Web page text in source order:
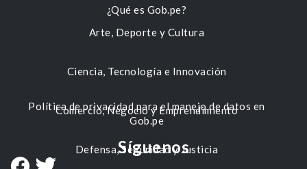
Arte, Deporte y Cultura
Ciencia, Tecnología e Innovación
Comercio, Negocio y Emprendimiento
Defensa, Seguridad y Justicia
¿Qué es Gob.pe?
Política de privacidad para el manejo de datos en
Gob.pe
Síguenos